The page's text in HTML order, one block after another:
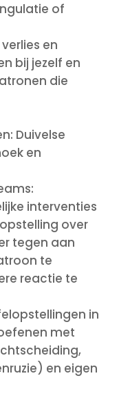
of
en
bij jezelf en
die
Duivelse
en
interventies
over
tegen aan
te
reactie te
in
met
en eigen